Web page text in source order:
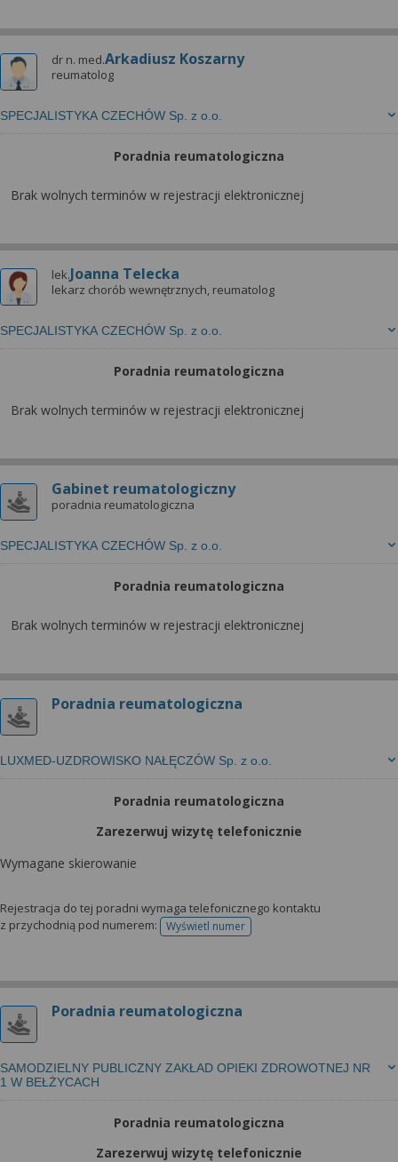
dr n. med.Arkadiusz Koszarny
reumatolog
SPECJALISTYKA CZECHÓW Sp. z o.o.
Poradnia reumatologiczna
Brak wolnych terminów w rejestracji elektronicznej
lek.Joanna Telecka
lekarz chorób wewnętrznych, reumatolog
SPECJALISTYKA CZECHÓW Sp. z o.o.
Poradnia reumatologiczna
Brak wolnych terminów w rejestracji elektronicznej
Gabinet reumatologiczny
poradnia reumatologiczna
SPECJALISTYKA CZECHÓW Sp. z o.o.
Poradnia reumatologiczna
Brak wolnych terminów w rejestracji elektronicznej
Poradnia reumatologiczna
LUXMED-UZDROWISKO NAŁĘCZÓW Sp. z o.o.
Poradnia reumatologiczna
Zarezerwuj wizytę telefonicznie
Wymagane skierowanie
Rejestracja do tej poradni wymaga telefonicznego kontaktu
z przychodnią pod numerem:
Wyświetl numertelefonu do rejestracji
Poradnia reumatologiczna
SAMODZIELNY PUBLICZNY ZAKŁAD OPIEKI ZDROWOTNEJ NR
1 W BEŁŻYCACH
Poradnia reumatologiczna
Zarezerwuj wizytę telefonicznie